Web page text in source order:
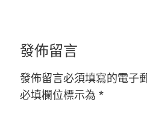
發佈留言
發佈留言必須填寫的電子
必填欄位標示為 *